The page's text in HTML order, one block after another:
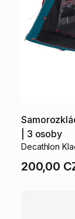
3 osoby
Decathlon
200,00